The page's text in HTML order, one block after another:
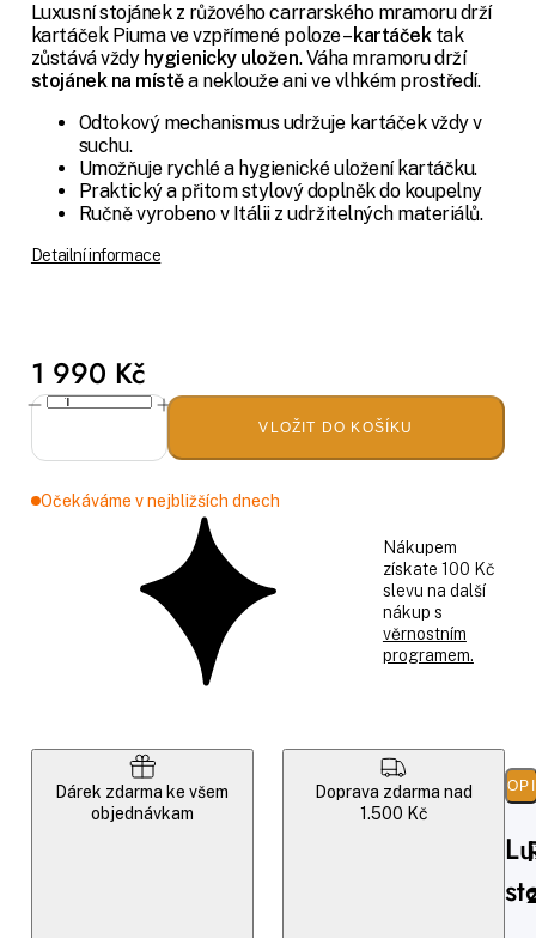
Luxusní stojánek z růžového carrarského mramoru drží
kartáček Piuma ve vzpřímené poloze – kartáček tak
zůstává vždy hygienicky uložen. Váha mramoru drží
stojánek na místěa neklouže ani ve vlhkém prostředí.
Odtokový mechanismus udržuje kartáček vždy v
suchu.
Umožňuje rychlé a hygienické uložení kartáčku.
Praktický a přitom stylový doplněk do koupelny
Ručně vyrobeno v Itálii z udržitelných materiálů.
Detailní informace
1 990 Kč
VLOŽIT DO KOŠÍKU
Očekáváme v nejbližších dnech
Nákupem
získate 100 Kč
slevu na další
nákup s
věrnostním
programem.
Dárek zdarma ke všem
objednávkam
Doprava zdarma nad
1.500 Kč